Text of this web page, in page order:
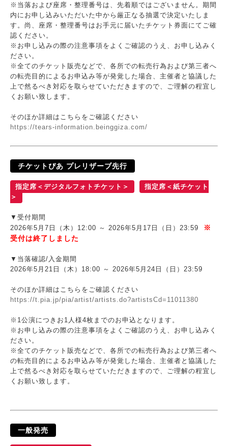
※当落および座席・整理番号は、先着順ではございません。期間
内にお申し込みいただいた中から厳正なる抽選で決定いたしま
す。尚、座席・整理番号はお手元に届いたチケット券面にてご確
認ください。
※お申し込みの際の注意事項をよくご確認のうえ、お申し込みく
ださい。
※全てのチケット販売などで、各所での転売行為および第三者へ
の転売目的によるお申込み等が発覚した場合、主催者と協議した
上で然るべき対応を取らせていただきますので、ご理解の程宜し
くお願い致します。
そのほか詳細はこちらをご確認ください
https://tears-information.beinggiza.com/
チケットぴあ プレリザーブ先行
指定席＜デジタルフォトチケット＞
指定席＜紙チケット
＞
▼受付期間
2026年5月7日（木）12:00 ～ 2026年5月17日（日）23:59
※
受付は終了しました
▼当落確認/入金期間
2026年5月21日（木）18:00 ～ 2026年5月24日（日）23:59
そのほか詳細はこちらをご確認ください
https://t.pia.jp/pia/artist/artists.do?artistsCd=11011380
※1公演につきお1人様4枚までのお申込となります。
※お申し込みの際の注意事項をよくご確認のうえ、お申し込みく
ださい。
※全てのチケット販売などで、各所での転売行為および第三者へ
の転売目的によるお申込み等が発覚した場合、主催者と協議した
上で然るべき対応を取らせていただきますので、ご理解の程宜し
くお願い致します。
一般発売